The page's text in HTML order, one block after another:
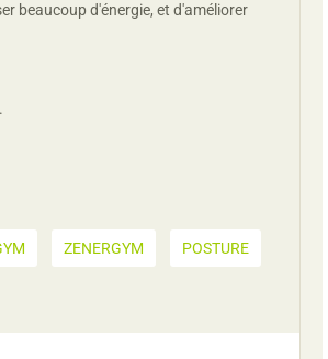
beaucoup d'énergie, et d'améliorer
ZENERGYM POSTURE